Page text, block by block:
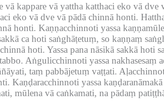
vā kappare vā yattha katthaci eko vā dve
eko vā dve vā pādā chinnā honti.
honti. Kaṇṇacchinnoti yassa
ca hoti saṅghāṭetuṃ, so kaṇṇaṃ
hoti. Yassa pana nāsikā sakkā hoti
Aṅgulicchinnoti yassa nakhasesaṃ
taṃ pabbājetuṃ vaṭṭati.
Kaṇḍaracchinnoti yassa
mūlena vā caṅkamati, na pādaṃ